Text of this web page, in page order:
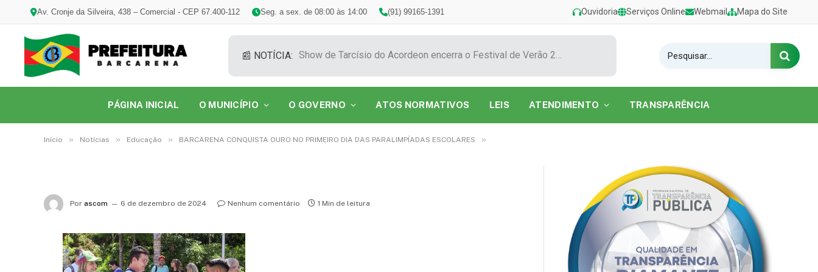
Av. Cronje da Silveira, 438 – Comercial - CEP 67.400-112 Seg. a sex. de 08:00 às 14:00 (91) 99165-1391 Ouvidoria Serviços Online Webmail Mapa do Site
📰 NOTÍCIA: Show de Tarcísio do Acordeon encerra o Festival de Verão 2026 na Praia do Caripi
PÁGINA INICIAL O MUNICÍPIO O GOVERNO ATOS NORMATIVOS LEIS ATENDIMENTO TRANSPARÊNCIA
Início » Notícias » Educação » BARCARENA CONQUISTA OURO NO PRIMEIRO DIA DAS PARALIMPÍADAS ESCOLARES »
Por ascom 6 de dezembro de 2024 Nenhum comentário 1 Min de leitura